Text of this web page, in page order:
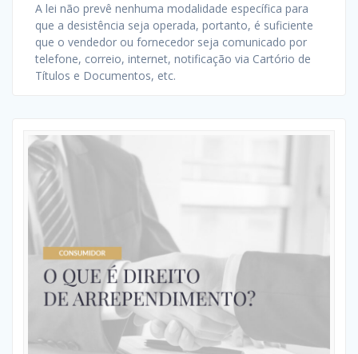
A lei não prevê nenhuma modalidade específica para
que a desistência seja operada, portanto, é suficiente
que o vendedor ou fornecedor seja comunicado por
telefone, correio, internet, notificação via Cartório de
Títulos e Documentos, etc.